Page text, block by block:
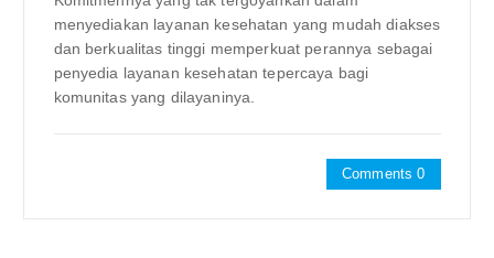
menyediakan layanan kesehatan yang mudah diakses
dan berkualitas tinggi memperkuat perannya sebagai
penyedia layanan kesehatan tepercaya bagi
komunitas yang dilayaninya.
Comments 0